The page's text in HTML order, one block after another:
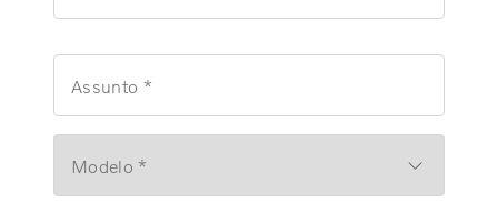
Assunto *
Modelo *